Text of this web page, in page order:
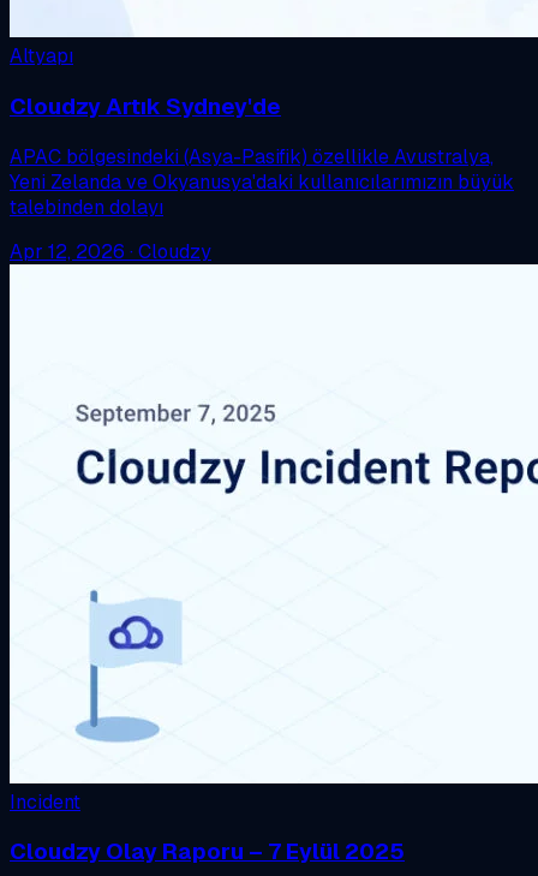
Altyapı
Cloudzy Artık Sydney'de
APAC bölgesindeki (Asya-Pasifik) özellikle Avustralya,
Yeni Zelanda ve Okyanusya'daki kullanıcılarımızın büyük
talebinden dolayı
Apr 12, 2026 · Cloudzy
Incident
Cloudzy Olay Raporu – 7 Eylül 2025